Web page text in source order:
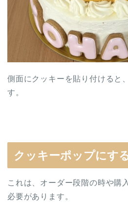
側面にクッキーを貼り付けると
す。
クッキーポップにす
これは、オーダー段階の時や購
必要があります。